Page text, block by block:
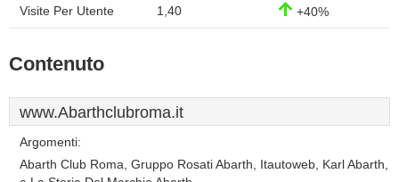
Visite Per Utente 1,40 +40%
Contenuto
www.Abarthclubroma.it
Argomenti:
Abarth Club Roma, Gruppo Rosati Abarth, Itautoweb, Karl Abarth,